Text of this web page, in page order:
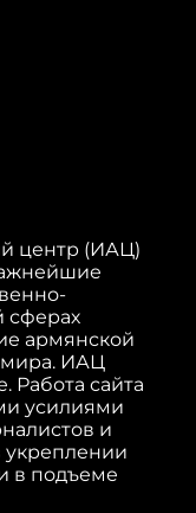
центр (ИАЦ)
сферах
армянской
мира. ИАЦ
Работа сайта
усилиями
и
укреплении
в подъеме